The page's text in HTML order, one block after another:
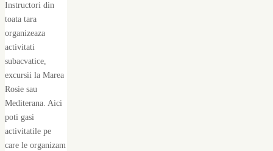
Instructori din
toata tara
organizeaza
activitati
subacvatice,
excursii la Marea
Rosie sau
Mediterana. Aici
poti gasi
activitatile pe
care le organizam